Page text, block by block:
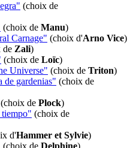
(choix de
(choix de Manu)
Carnage" (choix d'Arno Vice)
de Zali)
(choix de Loïc)
Universe" (choix de Triton)
de gardenias" (choix de
(choix de Plock)
(choix de
d'Hammer et Sylvie)
(choix de Delphine)